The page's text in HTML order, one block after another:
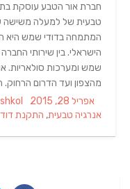
חברת אור הטבע עוסקת
טבעית של למעלה משישה
המתמחה בדודי שמש היא
הישראלי. בין שירותי
שמש ומערכות סולאריות.
מהצפון ועד הדרום הרחוק.
Posted
on
אפריל 28, 2015
אנרגיה טבעית, התקנת